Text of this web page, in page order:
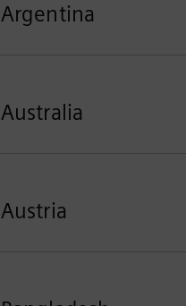
Argentina
Australia
Austria